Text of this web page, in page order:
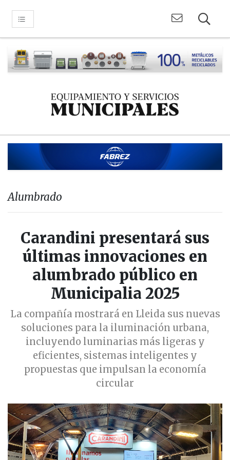
Alumbrado
Carandini presentará sus
últimas innovaciones en
alumbrado público en
Municipalia 2025
La compañía mostrará en Lleida sus nuevas
soluciones para la iluminación urbana,
incluyendo luminarias más ligeras y
eficientes, sistemas inteligentes y
propuestas que impulsan la economía
circular